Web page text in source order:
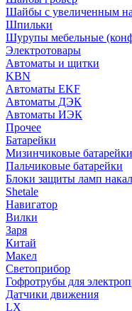
Шайбы с увеличенным
Шпильки
Шурупы мебельные
Электротовары
Автоматы и щитки
KBN
Автоматы EKF
Автоматы ДЭК
Автоматы ИЭК
Прочее
Батарейки
Мизинчиковые батарейки
Пальчиковые батарейки
Блоки защиты ламп
Shetale
Навигатор
Вилки
Заря
Китай
Макел
Светоприбор
Гофротрубы для
Датчики движения
LX